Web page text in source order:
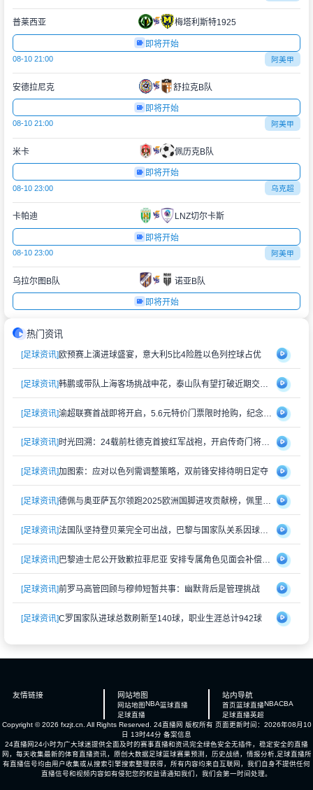
普莱西亚 梅塔利斯特1925
即将开始
08-10 21:00 阿美甲
安德拉尼克 舒拉克B队
即将开始
08-10 21:00 阿美甲
米卡 佩历克B队
即将开始
08-10 23:00 乌克超
卡帕迪 LNZ切尔卡斯
即将开始
08-10 23:00 阿美甲
乌拉尔图B队 诺亚B队
即将开始
热门资讯
[足球资讯]欧预赛上演进球盛宴，意大利5比4险胜以色列控球占优
[足球资讯]
[足球资讯] 渝超联赛首战即将开启，5.6元特价门票限时抢购，纪念礼品同步赠送
[足球资讯] 时光回溯：24载前杜德克首披红军战袍，开启传奇门将生涯
[足球资讯]加图索：应对以色列需调整策略，双前锋安排待明日定夺
[足球资讯] 德佩与奥亚萨瓦尔领跑2025欧洲国脚进攻贡献榜，佩里西奇紧随其后
[足球资讯] 法国队坚持登贝莱完全可出战，巴黎与国家队关系因球员伤情再度紧张
[足球资讯] 巴黎迪士尼公开致歉拉菲尼亚 安排专属角色见面会补偿受冷落经历
[足球资讯]前罗马高管回顾与穆帅短暂共事：幽默背后是管理挑战
[足球资讯]C罗国家队进球总数刷新至140球，职业生涯总计942球
友情链接 网站地图
网站地图 NBA篮球直播
足球直播
站内导航
首页篮球直播NBACBA
足球直播英超
Copyright © 2026 fxzjt.cn. All Rights Reserved. 24直播网 版权所有 页面更新时间：2026年08月10
日 13时44分 备案信息
24直播网24小时为广大球迷提供全面及时的赛事直播和资讯完全绿色安全无插件，稳定安全的直播
网，每天收集最新的体育直播资讯，原创大数据足球篮球赛果预测，历史战绩，情报分析,足球直播所
有直播信号均由用户收集或从搜索引擎搜索整理获得，所有内容均来自互联网，我们自身不提供任何
直播信号和视频内容如有侵犯您的权益请通知我们，我们会第一时间处理。